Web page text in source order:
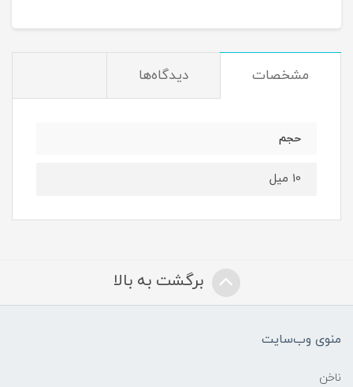
مشخصات دیدگاه‌ها
حجم
10 میل
برگشت به بالا
منوی وب‌سایت
ناخن